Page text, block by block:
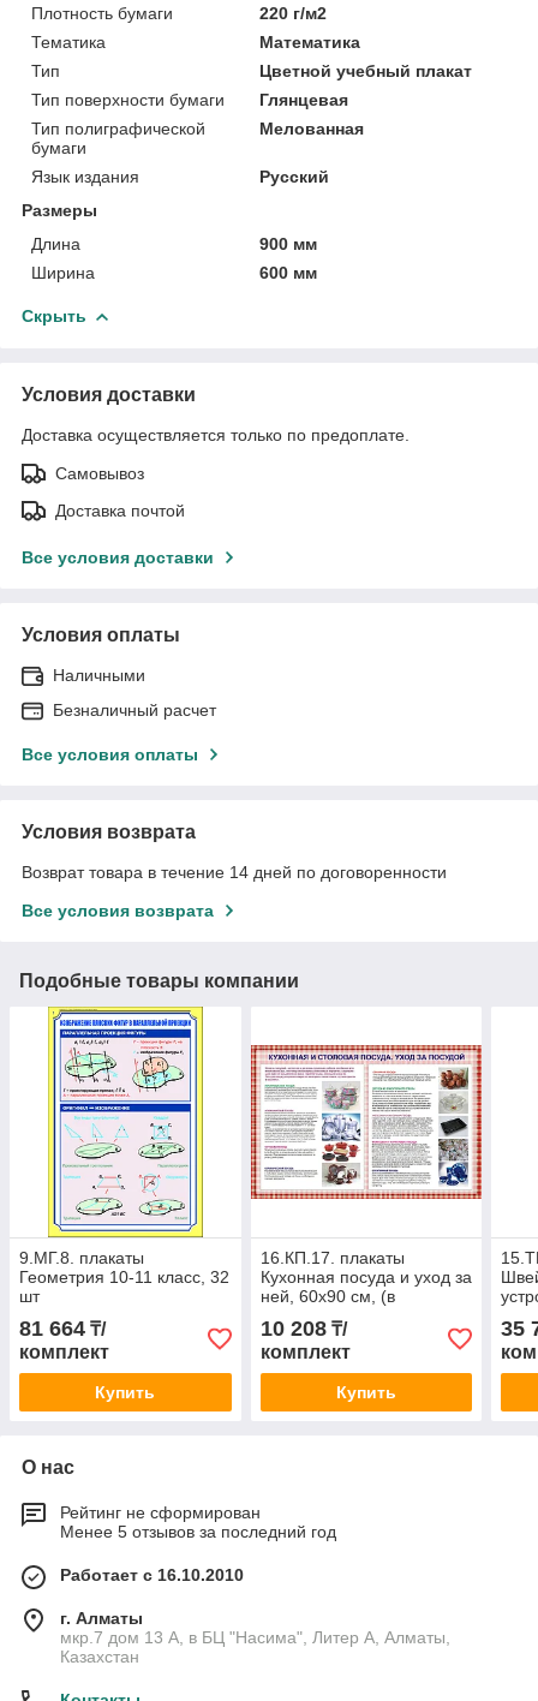
Плотность бумаги
220 г/м2
Тематика
Математика
Тип
Цветной учебный плакат
Тип поверхности бумаги
Глянцевая
Тип полиграфической
бумаги
Мелованная
Язык издания
Русский
Размеры
Длина
900 мм
Ширина
600 мм
Скрыть
Условия доставки
Доставка осуществляется только по предоплате.
Самовывоз
Доставка почтой
Все условия доставки
Условия оплаты
Наличными
Безналичный расчет
Все условия оплаты
Условия возврата
Возврат товара в течение 14 дней по договоренности
Все условия возврата
Подобные товары компании
9.МГ.8. плакаты
Геометрия 10-11 класс, 32
шт
81 664 ₸/
комплект
Купить
16.КП.17. плакаты
Кухонная посуда и уход за
ней, 60х90 см, (в
комплекте 4 шт)
10 208₸/
комплект
Купить
35
О нас
Рейтинг не сформирован
Менее 5 отзывов за последний год
Работает с 16.10.2010
г. Алматы
мкр.7 дом 13 А, в БЦ "Насима", Литер А, Алматы,
Казахстан